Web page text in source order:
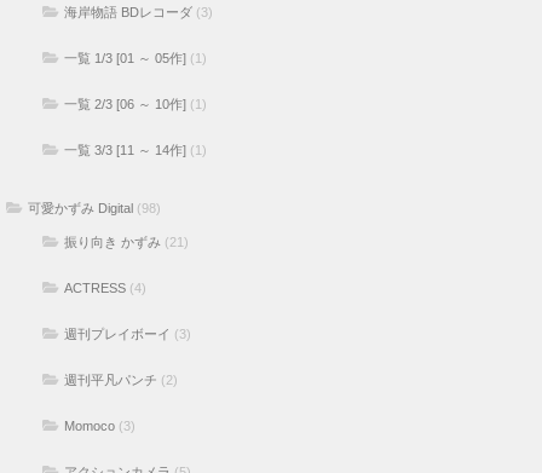
海岸物語 BDレコーダ (3)
一覧 1/3 [01 ～ 05作] (1)
一覧 2/3 [06 ～ 10作] (1)
一覧 3/3 [11 ～ 14作] (1)
可愛かずみ Digital (98)
振り向き かずみ (21)
ACTRESS (4)
週刊プレイボーイ (3)
週刊平凡パンチ (2)
Momoco (3)